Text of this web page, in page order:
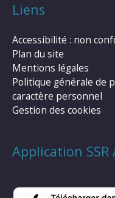
Liens
Accessibilité : non
Plan du site
Mentions légales
Politique générale de
caractère personnel
Gestion des cookies
Application SSR